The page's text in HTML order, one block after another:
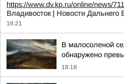
https://www.dv.kp.ru/online/news/
Владивосток | Новости Дальнего
18:21
В малосоленой
обнаружено
18:18